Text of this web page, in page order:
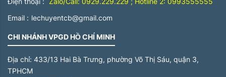
Email : lechuyentcb@gmail.com
CHI NHÁNH VPGD HỒ CHÍ MINH
Địa chỉ: 433/13 Hai Bà Trưng, phường Võ Thị Sáu, quận 3,
TPHCM